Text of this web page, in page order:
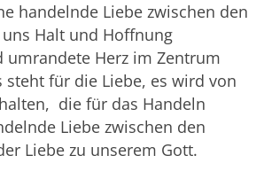
handelnde Liebe zwischen den
Halt und Hoffnung
umrandete Herz im Zentrum
steht für die Liebe, es wird von
die für das Handeln
Liebe zwischen den
Liebe zu unserem Gott.